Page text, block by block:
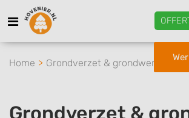
Home Grondverzet & grondwerk
Grondverzet &